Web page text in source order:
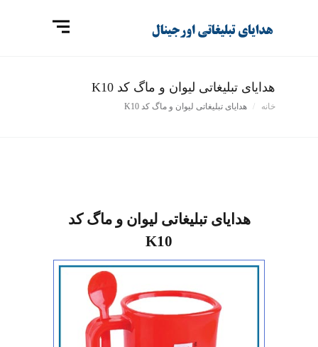
هدایای تبلیغاتی لیوان و ماگ کد K10
خانه هدایای تبلیغاتی لیوان و ماگ کد K10
هدایای تبلیغاتی لیوان و ماگ کد
K10